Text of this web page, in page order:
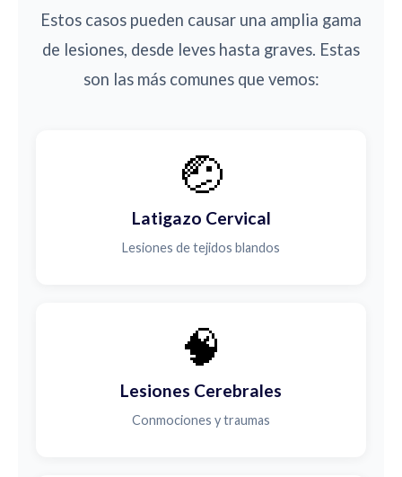
Estos casos pueden causar una amplia gama
de lesiones, desde leves hasta graves. Estas
son las más comunes que vemos:
🤕
Latigazo Cervical
Lesiones de tejidos blandos
🧠
Lesiones Cerebrales
Conmociones y traumas